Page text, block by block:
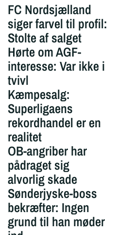
FC Nordsjælland
siger farvel til profil:
Stolte af salget
Hørte om AGF-
interesse: Var ikke i
tvivl
Kæmpesalg:
Superligaens
rekordhandel er en
realitet
OB-angriber har
pådraget sig
alvorlig skade
Sønderjyske-boss
bekræfter: Ingen
grund til han møder